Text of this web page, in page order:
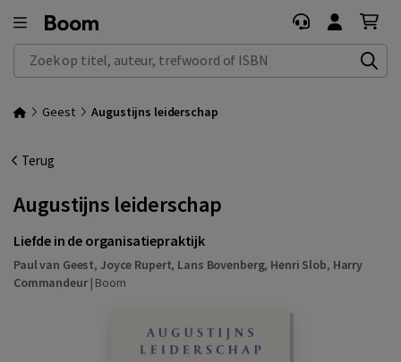
Zoek op titel, auteur, trefwoord of ISBN
Geest Augustijns leiderschap
Terug
Augustijns leiderschap
Liefde in de organisatiepraktijk
Paul van Geest, Joyce Rupert, Lans Bovenberg, Henri Slob, Harry
Commandeur| Boom